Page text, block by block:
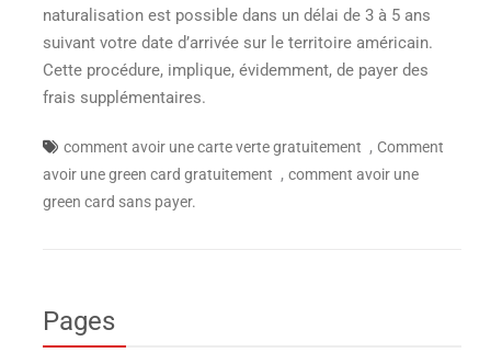
naturalisation est possible dans un délai de 3 à 5 ans
suivant votre date d’arrivée sur le territoire américain.
Cette procédure, implique, évidemment, de payer des
frais supplémentaires.
comment avoir une carte verte gratuitement , Comment
avoir une green card gratuitement , comment avoir une
green card sans payer.
Pages